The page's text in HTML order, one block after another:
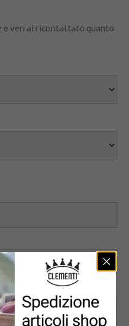
e verrai ricontattato quanto